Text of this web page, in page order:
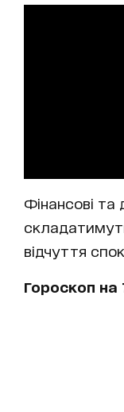
Фінансові
відчуття
Гороскоп на